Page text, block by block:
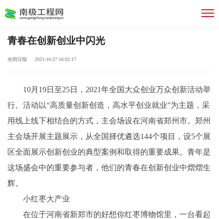
青春在创新创业中闪光
光明日报 2021-10-27 16:02:17
10月19日至25日，2021年全国大众创业万众创新活动举
行。活动以“高质量创新创造，高水平创业就业”为主题，采
用线上线下相结合的方式，主会场设在河南省郑州市。郑州
主会场开展主题展示，从全国择优遴选144个项目，设5个展
区全面展示创新创业的典型案例和取得的重要成果。青年是
这场盛会中的重要参与者，他们的青春在创新创业中熠熠生
辉。
小红枣大产业
在位于河南省新郑市的好想你红枣博物馆里，一台看起